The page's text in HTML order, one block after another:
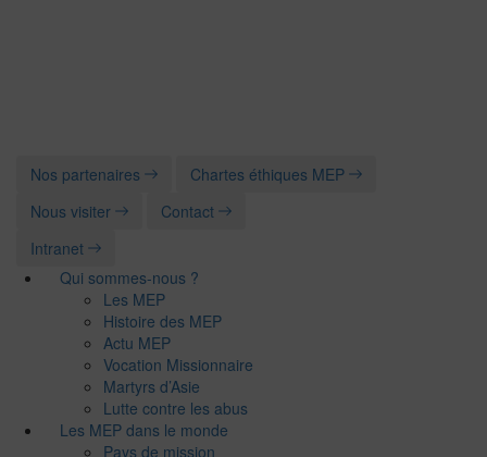
Nos partenaires
Chartes éthiques MEP
Nous visiter
Contact
Intranet
Qui sommes-nous ?
Les MEP
Histoire des MEP
Actu MEP
Vocation Missionnaire
Martyrs d’Asie
Lutte contre les abus
Les MEP dans le monde
Pays de mission